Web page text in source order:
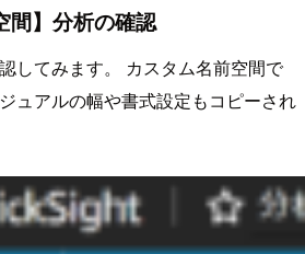
間】分析の確認
してみます。 カスタム名前空間で
ュアルの幅や書式設定もコピーされ